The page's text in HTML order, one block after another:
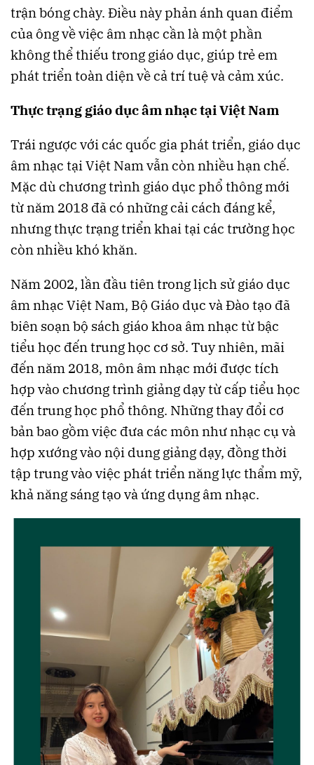
trận bóng chày. Điều này phản ánh quan điểm
của ông về việc âm nhạc cần là một phần
không thể thiếu trong giáo dục, giúp trẻ em
phát triển toàn diện về cả trí tuệ và cảm xúc.​
Thực trạng giáo dục âm nhạc tại Việt Nam
Trái ngược với các quốc gia phát triển, giáo dục
âm nhạc tại Việt Nam vẫn còn nhiều hạn chế.
Mặc dù chương trình giáo dục phổ thông mới
từ năm 2018 đã có những cải cách đáng kể,
nhưng thực trạng triển khai tại các trường học
còn nhiều khó khăn.
Năm 2002, lần đầu tiên trong lịch sử giáo dục
âm nhạc Việt Nam, Bộ Giáo dục và Đào tạo đã
biên soạn bộ sách giáo khoa âm nhạc từ bậc
tiểu học đến trung học cơ sở. Tuy nhiên, mãi
đến năm 2018, môn âm nhạc mới được tích
hợp vào chương trình giảng dạy từ cấp tiểu học
đến trung học phổ thông. Những thay đổi cơ
bản bao gồm việc đưa các môn như nhạc cụ và
hợp xướng vào nội dung giảng dạy, đồng thời
tập trung vào việc phát triển năng lực thẩm mỹ,
khả năng sáng tạo và ứng dụng âm nhạc.